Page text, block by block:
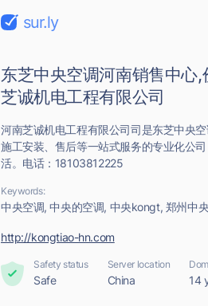
sur.ly
东芝中央空调河南销售中心
芝诚机电工程有限公司
河南芝诚机电工程有限公司司是东芝中央
施工安装、售后等一站式服务的专业化公
活。电话：18103812225
Keywords:
中央空调, 中央的空调, 中央kongt, 郑州中
http://kongtiao-hn.com
Safety status
Safe
Server location
China 14